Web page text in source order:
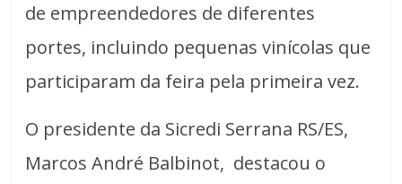
de empreendedores de diferentes
portes, incluindo pequenas vinícolas que
participaram da feira pela primeira vez.
O presidente da Sicredi Serrana RS/ES,
Marcos André Balbinot, destacou o